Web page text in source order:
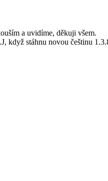
a uvidíme, děkuji všem.
když stáhnu novou češtinu